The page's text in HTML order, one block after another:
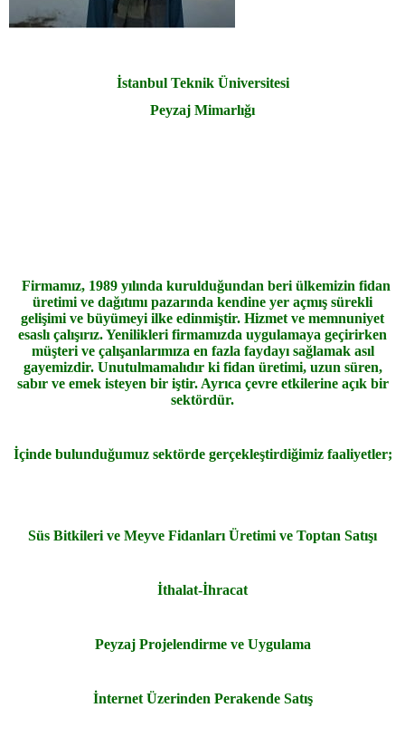
İstanbul Teknik Üniversitesi
Peyzaj Mimarlığı
Firmamız, 1989 yılında kurulduğundan beri ülkemizin fidan
üretimi ve dağıtımı pazarında kendine yer açmış sürekli
gelişimi ve büyümeyi ilke edinmiştir. Hizmet ve memnuniyet
esaslı çalışırız. Yenilikleri firmamızda uygulamaya geçirirken
müşteri ve çalışanlarımıza en fazla faydayı sağlamak asıl
gayemizdir. Unutulmamalıdır ki fidan üretimi, uzun süren,
sabır ve emek isteyen bir iştir. Ayrıca çevre etkilerine açık bir
sektördür.
İçinde bulunduğumuz sektörde gerçekleştirdiğimiz faaliyetler;
Süs Bitkileri ve Meyve Fidanları Üretimi ve Toptan Satışı
İthalat-İhracat
Peyzaj Projelendirme ve Uygulama
İnternet Üzerinden Perakende Satış